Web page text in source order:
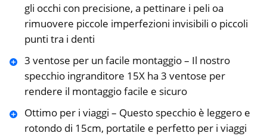
gli occhi con precisione, a pettinare i peli oa
rimuovere piccole imperfezioni invisibili o piccoli
punti tra i denti
3 ventose per un facile montaggio – Il nostro
specchio ingranditore 15X ha 3 ventose per
rendere il montaggio facile e sicuro
Ottimo per i viaggi – Questo specchio è leggero e
rotondo di 15cm, portatile e perfetto per i viaggi